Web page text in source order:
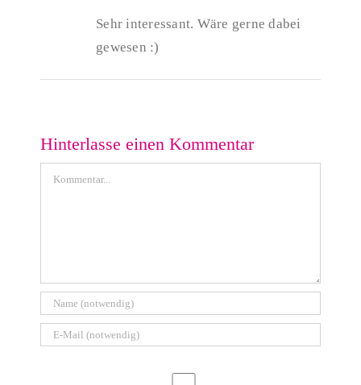
Sehr interessant. Wäre gerne dabei
gewesen :)
Hinterlasse einen Kommentar
Kommentar